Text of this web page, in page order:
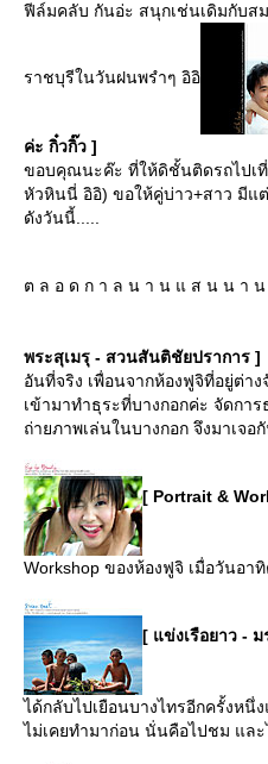
ฟีล์มคลับ กันอ่ะ สนุกเช่นเดิมกับส
ราชบุรีในวันฝนพรำๆ อิอิ
ค่ะ กิ๋วกิ๊ว ]
ขอบคุณนะค๊ะ ที่ให้ดิชั้นติดรถไปเ
หัวหินนี่ อิอิ) ขอให้คู่บ่าว+สาว มีแ
ดังวันนี้.....
ต ล อ ด ก า ล น า น แ ส น น า
พระสุเมรุ - สวนสันติชัยปราการ ]
อันที่จริง เพื่อนจากห้องฟูจิที่อยู่ต่า
เข้ามาทำธุระที่บางกอกค่ะ จัดกา
ถ่ายภาพเล่นในบางกอก จึงมาเจอ
[ Portrait &
Workshop ของห้องฟูจิ เมื่อวันอ
[ แข่งเรือยาว -
ได้กลับไปเยือนบางไทรอีกครั้งหนึ่
ไม่เคยทำมาก่อน นั่นคือไปชม แล